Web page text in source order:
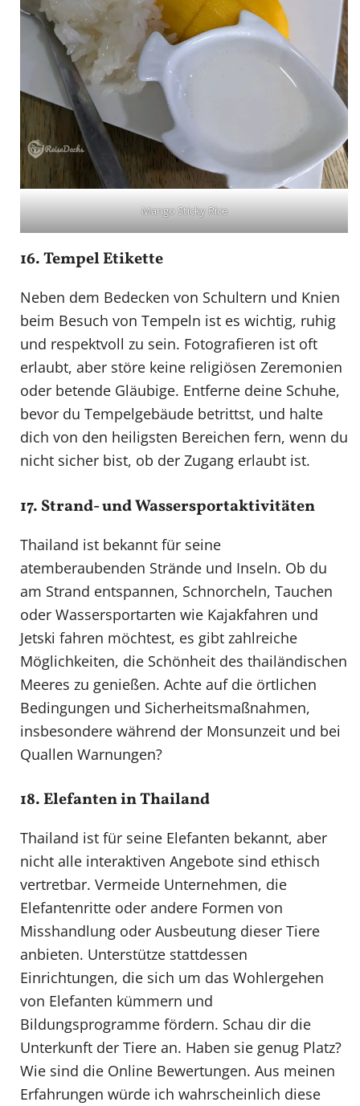
Mango Sticky Rice
16. Tempel Etikette
Neben dem Bedecken von Schultern und Knien
beim Besuch von Tempeln ist es wichtig, ruhig
und respektvoll zu sein. Fotografieren ist oft
erlaubt, aber störe keine religiösen Zeremonien
oder betende Gläubige. Entferne deine Schuhe,
bevor du Tempelgebäude betrittst, und halte
dich von den heiligsten Bereichen fern, wenn du
nicht sicher bist, ob der Zugang erlaubt ist.
17. Strand- und Wassersportaktivitäten
Thailand ist bekannt für seine
atemberaubenden Strände und Inseln. Ob du
am Strand entspannen, Schnorcheln, Tauchen
oder Wassersportarten wie Kajakfahren und
Jetski fahren möchtest, es gibt zahlreiche
Möglichkeiten, die Schönheit des thailändischen
Meeres zu genießen. Achte auf die örtlichen
Bedingungen und Sicherheitsmaßnahmen,
insbesondere während der Monsunzeit und bei
Quallen Warnungen?
18. Elefanten in Thailand
Thailand ist für seine Elefanten bekannt, aber
nicht alle interaktiven Angebote sind ethisch
vertretbar. Vermeide Unternehmen, die
Elefantenritte oder andere Formen von
Misshandlung oder Ausbeutung dieser Tiere
anbieten. Unterstütze stattdessen
Einrichtungen, die sich um das Wohlergehen
von Elefanten kümmern und
Bildungsprogramme fördern. Schau dir die
Unterkunft der Tiere an. Haben sie genug Platz?
Wie sind die Online Bewertungen. Aus meinen
Erfahrungen würde ich wahrscheinlich diese